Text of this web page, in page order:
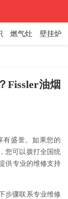
燃气灶 壁挂炉
Fissler油烟
有盛誉。如果您的
您可以拨打全国统
供专业的维修支持
步骤联系专业维修